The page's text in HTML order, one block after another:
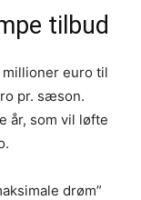
tilbud
millioner euro til
pr. sæson.
år, som vil løfte
drøm”